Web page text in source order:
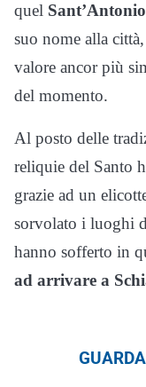
quel Sant’Antonio
suo nome alla
valore ancor più
del momento.
Al posto delle
reliquie del Santo
grazie ad un
sorvolato i luoghi
hanno sofferto in
ad arrivare a